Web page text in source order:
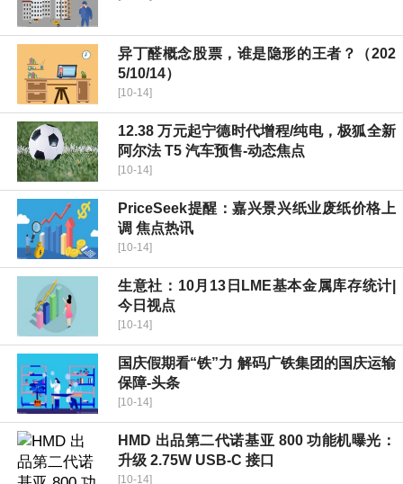
异丁醛概念股票，谁是隐形的王者？（202
5/10/14）
[10-14]
12.38 万元起宁德时代增程/纯电，极狐全新
阿尔法 T5 汽车预售-动态焦点
[10-14]
PriceSeek提醒：嘉兴景兴纸业废纸价格上
调 焦点热讯
[10-14]
生意社：10月13日LME基本金属库存统计|
今日视点
[10-14]
国庆假期看“铁”力 解码广铁集团的国庆运输
保障-头条
[10-14]
HMD 出品第二代诺基亚 800 功能机曝光：
升级 2.75W USB-C 接口
[10-14]